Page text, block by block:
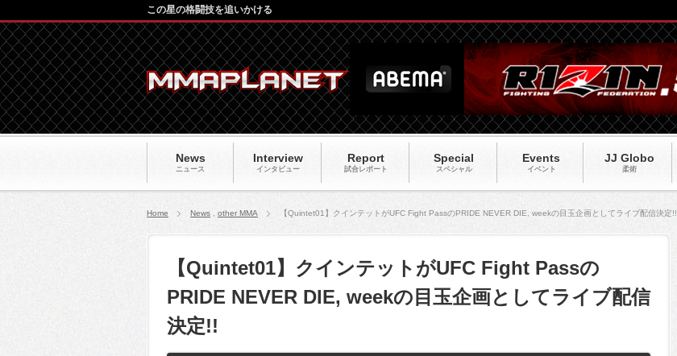
News
ニュース
Interview
インタビュー
Report
試合レポート
Special
スペシャル
Events
イベント
JJ Globo
柔術
この星の格闘技を追いかける
Home News other MMA 【Quintet01】クインテットがUFC Fight PassのPRIDE NEVER DIE, weekの目玉企画としてライブ配信決定!!
【Quintet01】クインテットがUFC Fight Passの
PRIDE NEVER DIE, weekの目玉企画としてライブ配信
決定!!